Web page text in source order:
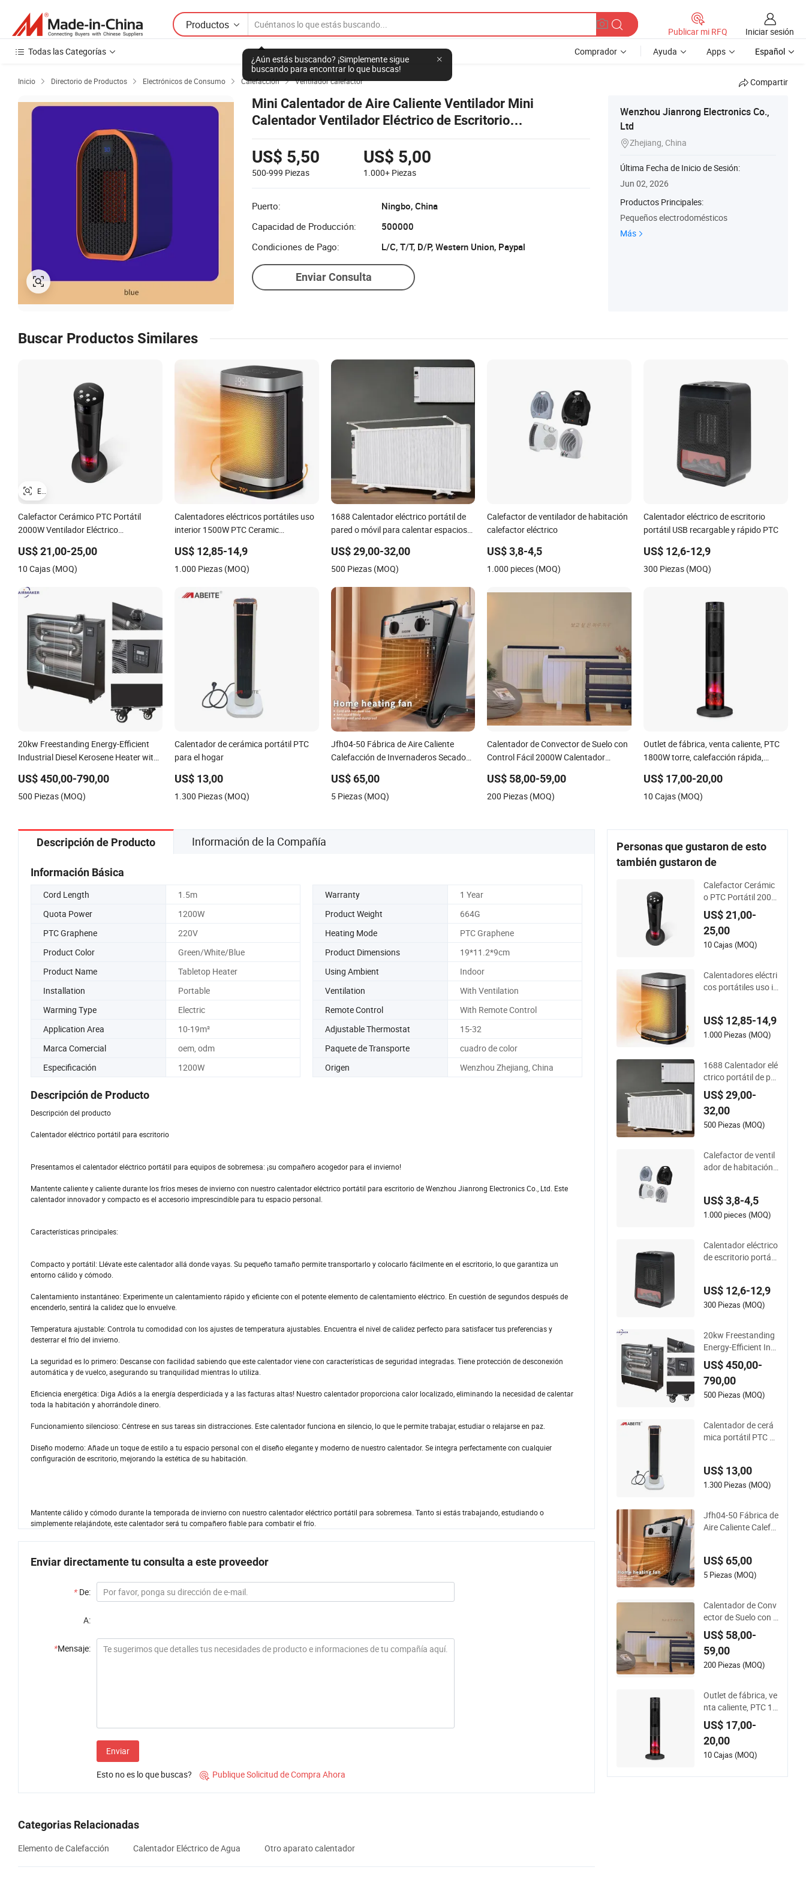
Productos
¿Aún estás buscando? ¡Simplemente sigue
buscando para encontrar lo que buscas!
Publicar mi RFQ
Iniciar sesión
Todas las Categorías
Comprador Ayuda Apps Español
Inicio  Directorio de Productos  Electrónicos de Consumo  Calefacción  Ventilador calefactor Compartir
Mini Calentador de Aire Caliente Ventilador Mini
Calentador Ventilador Eléctrico de Escritorio
Calentadores de Rápido Calentamiento Calentador de
Invierno
US$ 5,50
500-999 Piezas
US$ 5,00
1.000+ Piezas
Puerto:
Ningbo, China
Capacidad de Producción:
500000
Condiciones de Pago:
L/C, T/T, D/P, Western Union, Paypal
Enviar Consulta
Wenzhou Jianrong Electronics Co.,
Ltd
Zhejiang, China
Última Fecha de Inicio de Sesión:
Jun 02, 2026
Productos Principales:
Pequeños electrodomésticos
Más
Buscar Productos Similares
Calefactor Cerámico PTC Portátil
2000W Ventilador Eléctrico
Hogar o Dormitorio
US$ 21,00-25,00
10 Cajas (MOQ)
Calentadores eléctricos portátiles uso
interior 1500W PTC Ceramic
US$ 12,85-14,9
1.000 Piezas (MOQ)
1688 Calentador eléctrico portátil de
pared o móvil para calentar espacios
US$ 29,00-32,00
500 Piezas (MOQ)
Calefactor de ventilador de habitación
calefactor eléctrico
US$ 3,8-4,5
1.000 pieces (MOQ)
Calentador eléctrico de escritorio
portátil USB recargable y rápido PTC
US$ 12,6-12,9
300 Piezas (MOQ)
20kw Freestanding Energy-Efficient
Industrial Diesel Kerosene Heater with
US$ 450,00-790,00
500 Piezas (MOQ)
Calentador de cerámica portátil PTC
para el hogar
US$ 13,00
1.300 Piezas (MOQ)
Jfh04-50 Fábrica de Aire Caliente
Calefacción de Invernaderos Secado
US$ 65,00
5 Piezas (MOQ)
Calentador de Convector de Suelo con
Control Fácil 2000W Calentador
US$ 58,00-59,00
200 Piezas (MOQ)
Outlet de fábrica, venta caliente, PTC
1800W torre, calefacción rápida,
para habitación
US$ 17,00-20,00
10 Cajas (MOQ)
Descripción de Producto Información de la Compañía
Información Básica
Cord Length 1.5m Warranty
1 Year
Quota Power
1200W Product Weight
664G
PTC Graphene
220V Heating Mode
PTC Graphene
Product Color
Green/White/Blue Product Dimensions
19*11.2*9cm
Product Name
Tabletop Heater Using Ambient
Indoor
Installation
Portable Ventilation
With Ventilation
Warming Type
Electric Remote Control
With Remote Control
Application Area
10-19m² Adjustable Thermostat
15-32
Marca Comercial
oem, odm Paquete de Transporte
cuadro de color
Especificación
1200W Origen Wenzhou Zhejiang, China
Descripción de Producto
Descripción del producto
Calentador eléctrico portátil para escritorio
Presentamos el calentador eléctrico portátil para equipos de sobremesa: ¡su compañero acogedor para el invierno!
Mantente caliente y caliente durante los fríos meses de invierno con nuestro calentador eléctrico portátil para escritorio de Wenzhou Jianrong Electronics Co., Ltd. Este
calentador innovador y compacto es el accesorio imprescindible para tu espacio personal.
Características principales:
Compacto y portátil: Llévate este calentador allá donde vayas. Su pequeño tamaño permite transportarlo y colocarlo fácilmente en el escritorio, lo que garantiza un
entorno cálido y cómodo.
Calentamiento instantáneo: Experimente un calentamiento rápido y eficiente con el potente elemento de calentamiento eléctrico. En cuestión de segundos después de
encenderlo, sentirá la calidez que lo envuelve.
Temperatura ajustable: Controla tu comodidad con los ajustes de temperatura ajustables. Encuentra el nivel de calidez perfecto para satisfacer tus preferencias y
desterrar el frío del invierno.
La seguridad es lo primero: Descanse con facilidad sabiendo que este calentador viene con características de seguridad integradas. Tiene protección de desconexión
automática y de vuelco, asegurando su tranquilidad mientras lo utiliza.
Eficiencia energética: Diga Adiós a la energía desperdiciada y a las facturas altas! Nuestro calentador proporciona calor localizado, eliminando la necesidad de calentar
toda la habitación y ahorrándole dinero.
Funcionamiento silencioso: Céntrese en sus tareas sin distracciones. Este calentador funciona en silencio, lo que le permite trabajar, estudiar o relajarse en paz.
Diseño moderno: Añade un toque de estilo a tu espacio personal con el diseño elegante y moderno de nuestro calentador. Se integra perfectamente con cualquier
configuración de escritorio, mejorando la estética de su habitación.
Mantente cálido y cómodo durante la temporada de invierno con nuestro calentador eléctrico portátil para sobremesa. Tanto si estás trabajando, estudiando o
simplemente relajándote, este calentador será tu compañero fiable para combatir el frío.
Enviar directamente tu consulta a este proveedor
* De:
A:
*Mensaje:
Enviar
Esto no es lo que buscas?  Publique Solicitud de Compra Ahora
Categorias Relacionadas
Elemento de Calefacción Calentador Eléctrico de Agua Otro aparato calentador
Personas que gustaron de esto
también gustaron de
Calefactor Cerámic
o PTC Portátil 2000
W Ventilador Eléctri
co Independiente pa
ra Uso en Oficina, H
ogar o Dormitorio
US$ 21,00-
25,00
10 Cajas (MOQ)
Calentadores eléctri
cos portátiles uso in
US$ 12,85-14,9
1.000 Piezas (MOQ)
1688 Calentador elé
ctrico portátil de par
ed o móvil para cale
ntar espacios rápid
amente
US$ 29,00-
32,00
500 Piezas (MOQ)
Calefactor de ventil
ador de habitación
US$ 3,8-4,5
1.000 pieces (MOQ)
Calentador eléctrico
de escritorio portátil
US$ 12,6-12,9
300 Piezas (MOQ)
20kw Freestanding
Energy-Efficient Ind
ustrial Diesel Kerose
ne Heater with Over
heat Protection
US$ 450,00-
790,00
500 Piezas (MOQ)
Calentador de cerá
mica portátil PTC p
US$ 13,00
1.300 Piezas (MOQ)
Jfh04-50 Fábrica de
Aire Caliente Calefa
alentador Industrial
US$ 65,00
5 Piezas (MOQ)
Calentador de Conv
ector de Suelo con C
ontrol Fácil 2000W
Calentador Eléctrico
de Ahorro de Energí
a
US$ 58,00-
59,00
200 Piezas (MOQ)
Outlet de fábrica, ve
nta caliente, PTC 18
00W torre, calefacci
ón rápida, calentad
or eléctrico de invier
no portátil para hab
US$ 17,00-
20,00
10 Cajas (MOQ)